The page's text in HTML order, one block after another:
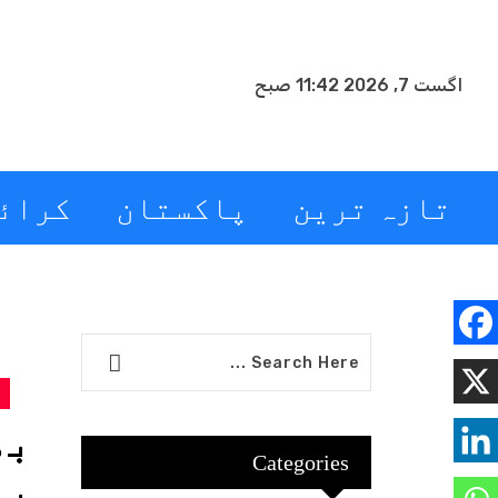
اگست 7, 2026 11:42 صبح
تازہ ترین پاکستان
Categories